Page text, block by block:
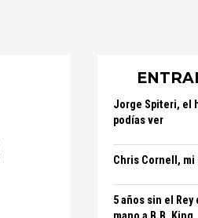
Jorge Spiteri, el
podías ver
Chris Cornell, mi
5 años sin el